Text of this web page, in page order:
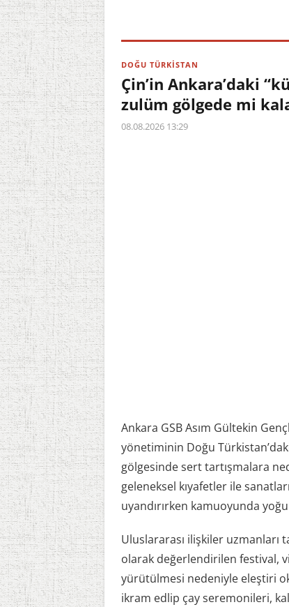
DOĞU TÜRKİSTAN
Çin’in Ankara’daki
zulüm gölgede mi
08.08.2026 13:29
Ankara GSB Asım Gültekin
yönetiminin Doğu
gölgesinde sert tartışmalara
geleneksel kıyafetler ile
uyandırırken kamuoyunda
Uluslararası ilişkiler uzmanları
olarak değerlendirilen festival,
yürütülmesi nedeniyle eleştiri
ikram edlip çay seremonileri,